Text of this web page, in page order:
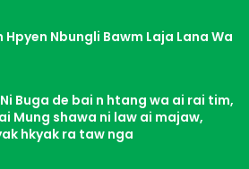
Hpyen Nbungli Bawm Laja Lana Wa
Buga de bai n htang wa ai rai tim,
Mung shawa ni law ai majaw,
hkyak ra taw nga